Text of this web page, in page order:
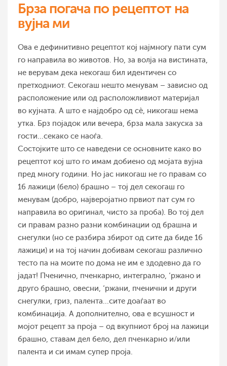
Брза погача по рецептот на
вујна ми
Ова е дефинитивно рецептот кој најмногу пати сум
го направила во животов. Но, за волја на вистината,
не верувам дека некогаш бил идентичен со
претходниот. Секогаш нешто менувам – зависно од
расположение или од расположливиот материјал
во кујната. А што е најдобро од сѐ, никогаш нема
утка. Брз појадок или вечера, брза мала закуска за
гости...секако се наоѓа.
Состојките што се наведени се основните како во
рецептот кој што го имам добиено од мојата вујна
пред многу години. Но јас никогаш не го правам со
16 лажици (бело) брашно – тој дел секогаш го
менувам (добро, најверојатно првиот пат сум го
направила во оригинал, чисто за проба). Во тој дел
си правам разно разни комбинации од брашна и
снегулки (но се разбира збирот од сите да биде 16
лажици) и на тој начин добивам секогаш различно
тесто па на моите по дома не им е здодевно да го
јадат! Пченично, пченкарно, интегрално, ‘ржано и
друго брашно, овесни, ‘ржани, пченични и други
снегулки, гриз, палента...сите доаѓаат во
комбинација. А дополнително, ова е всушност и
мојот рецепт за проја – од вкупниот број на лажици
брашно, ставам дел бело, дел пченкарно и/или
палента и си имам супер проја.